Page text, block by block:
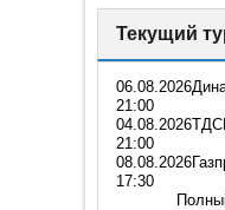
Текущий
06.08.2026
21:00
04.08.2026
21:00
08.08.2026
17:30